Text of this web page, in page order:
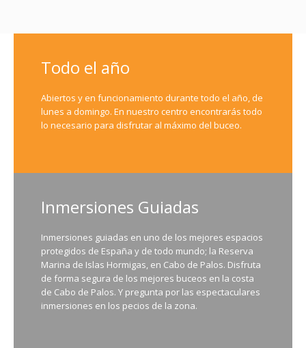
Todo el año
Abiertos y en funcionamiento durante todo el año, de
lunes a domingo. En nuestro centro encontrarás todo
lo necesario para disfrutar al máximo del buceo.
Inmersiones Guiadas
Inmersiones guiadas en uno de los mejores espacios
protegidos de España y de todo mundo; la Reserva
Marina de Islas Hormigas, en Cabo de Palos. Disfruta
de forma segura de los mejores buceos en la costa
de Cabo de Palos. Y pregunta por las espectaculares
inmersiones en los pecios de la zona.